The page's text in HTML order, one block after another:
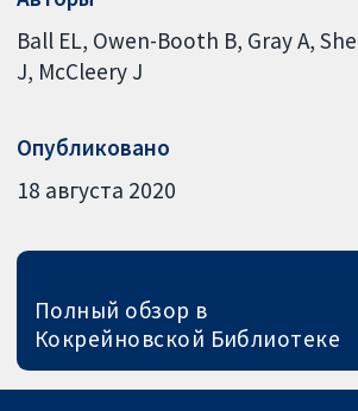
Ball EL Owen-Booth B Gray A
J McCleery J
Опубликовано
18 августа 2020
Полный обзор в
Кокрейновской Библиотеке